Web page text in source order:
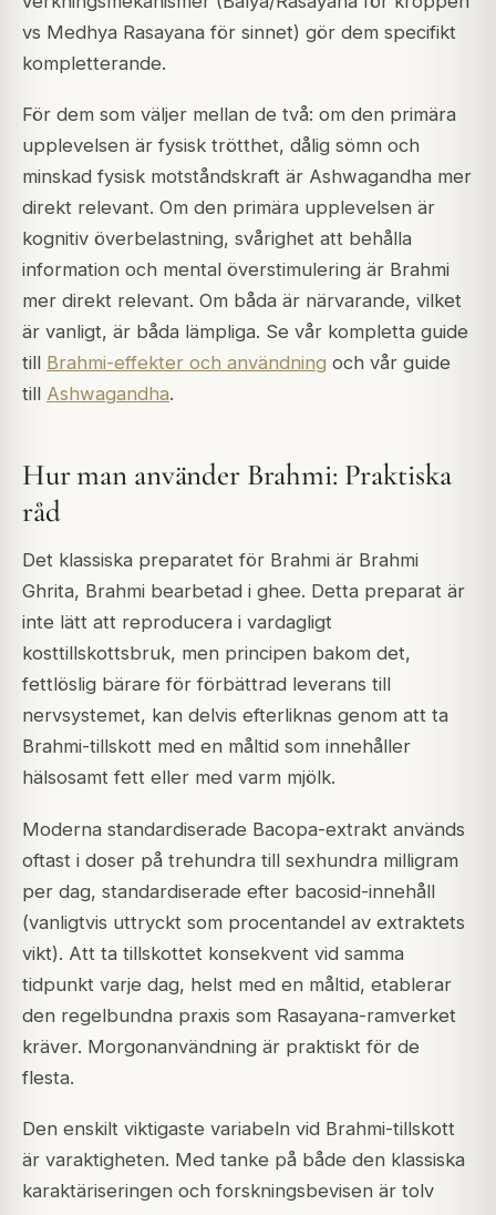
vs Medhya Rasayana för sinnet) gör dem specifikt
kompletterande.
För dem som väljer mellan de två: om den primära
upplevelsen är fysisk trötthet, dålig sömn och
minskad fysisk motståndskraft är Ashwagandha mer
direkt relevant. Om den primära upplevelsen är
kognitiv överbelastning, svårighet att behålla
information och mental överstimulering är Brahmi
mer direkt relevant. Om båda är närvarande, vilket
är vanligt, är båda lämpliga. Se vår kompletta guide
till Brahmi-effekter och användning och vår guide
till Ashwagandha.
Hur man använder Brahmi: Praktiska
råd
Det klassiska preparatet för Brahmi är Brahmi
Ghrita, Brahmi bearbetad i ghee. Detta preparat är
inte lätt att reproducera i vardagligt
kosttillskottsbruk, men principen bakom det,
fettlöslig bärare för förbättrad leverans till
nervsystemet, kan delvis efterliknas genom att ta
Brahmi-tillskott med en måltid som innehåller
hälsosamt fett eller med varm mjölk.
Moderna standardiserade Bacopa-extrakt används
oftast i doser på trehundra till sexhundra milligram
per dag, standardiserade efter bacosid-innehåll
(vanligtvis uttryckt som procentandel av extraktets
vikt). Att ta tillskottet konsekvent vid samma
tidpunkt varje dag, helst med en måltid, etablerar
den regelbundna praxis som Rasayana-ramverket
kräver. Morgonanvändning är praktiskt för de
flesta.
Den enskilt viktigaste variabeln vid Brahmi-tillskott
är varaktigheten. Med tanke på både den klassiska
karaktäriseringen och forskningsbevisen är tolv